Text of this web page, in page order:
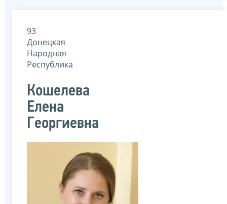
93
Донецкая
Народная
Республика
Кошелева
Елена
Георгиевна